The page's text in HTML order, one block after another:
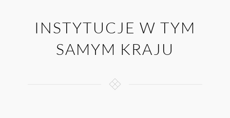
INSTYTUCJE W TYM
SAMYM KRAJU